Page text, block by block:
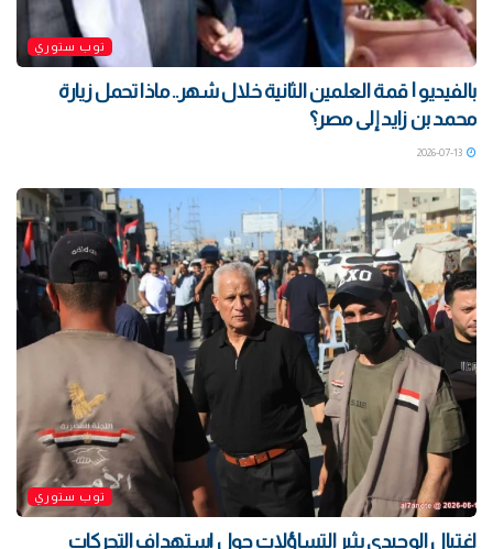
توب ستوري
بالفيديو | قمة العلمين الثانية خلال شهر.. ماذا تحمل زيارة
محمد بن زايد إلى مصر؟
توب ستوري
اغتيال الوحيدي يثير التساؤلات حول استهداف التحركات